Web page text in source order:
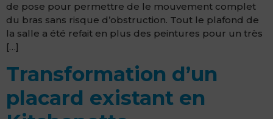
de pose pour permettre de le mouvement complet
du bras sans risque d’obstruction. Tout le plafond de
la salle a été refait en plus des peintures pour un très
[…]
Transformation d’un
placard existant en